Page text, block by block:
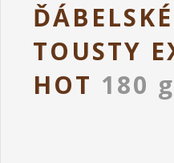
ĎÁBELSKÉ
TOUSTY
HOT 180 g